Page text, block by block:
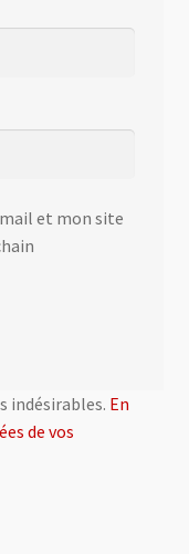
et mon site
indésirables. En
de vos